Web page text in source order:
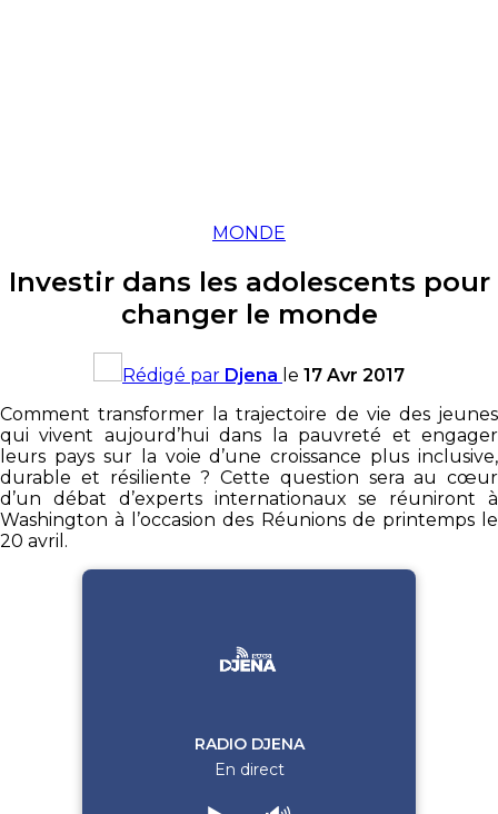
MONDE
Investir dans les adolescents pour
changer le monde
Rédigé par Djena le 17 Avr 2017
Comment transformer la trajectoire de vie des jeunes
qui vivent aujourd’hui dans la pauvreté et engager
leurs pays sur la voie d’une croissance plus inclusive,
durable et résiliente ? Cette question sera au cœur
d’un débat d’experts internationaux se réuniront à
Washington à l’occasion des Réunions de printemps le
20 avril.
RADIO DJENA
En direct